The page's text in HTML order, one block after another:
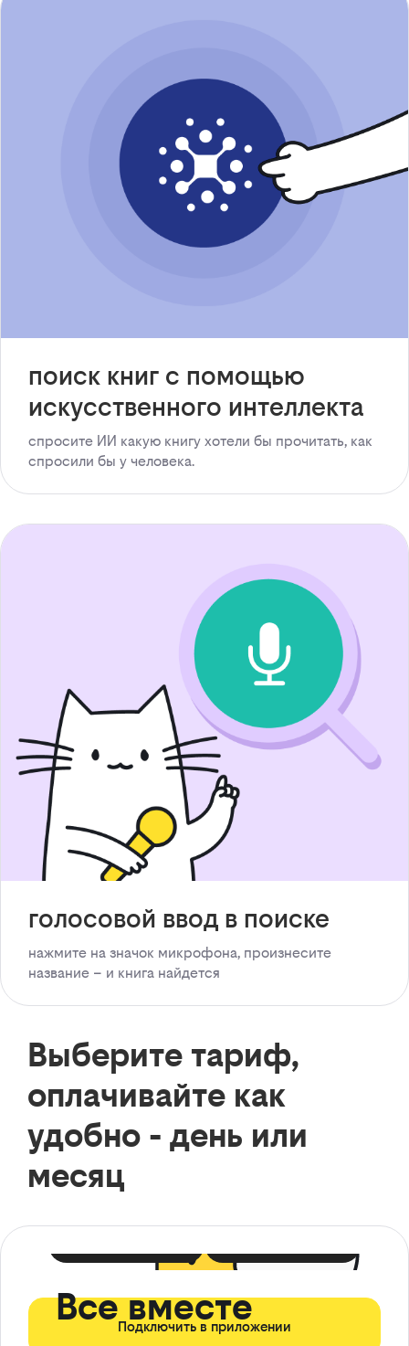
поиск книг с помощью
искусственного интеллекта
спросите ИИ какую книгу хотели бы прочитать, как
спросили бы у человека.
голосовой ввод в поиске
нажмите на значок микрофона, произнесите
название – и книга найдется
Выберите тариф,
оплачивайте как
удобно - день или
месяц
Все вместе
Подключить в приложении